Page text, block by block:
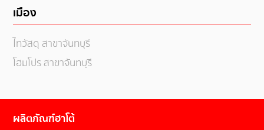
เมือง
ไทวัสดุ สาขาจันทบุรี
โฮมโปร สาขาจันทบุรี
ผลิตภัณฑ์ฮาโต้